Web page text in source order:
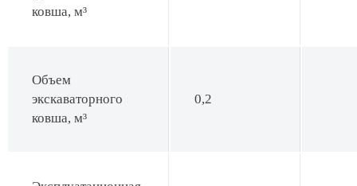
ковша, м³
Объем
экскаваторного
ковша, м³
0,2